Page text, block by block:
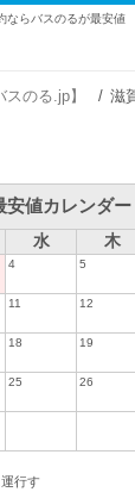
ならバスのるが最安値
のる.jp】 滋
安値カレンダー
水 木
4 5
11 12
18 19
25 26
行す